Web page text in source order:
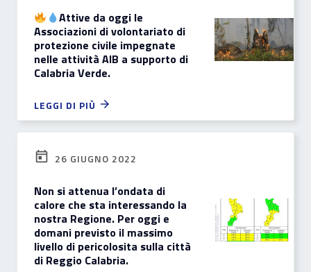
Attive da oggi le
Associazioni di volontariato di
protezione civile impegnate
nelle attività AIB a supporto di
Calabria Verde.
LEGGI DI PIÙ
26 GIUGNO 2022
Non si attenua l’ondata di
calore che sta interessando la
nostra Regione. Per oggi e
domani previsto il massimo
livello di pericolosita sulla città
di Reggio Calabria.